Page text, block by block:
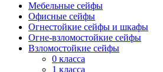
Мебельные сейфы
Офисные сейфы
Огнестойкие сейфы и шкафы
Огне-взломостойкие сейфы
Взломостойкие сейфы
0 класса
1 класса